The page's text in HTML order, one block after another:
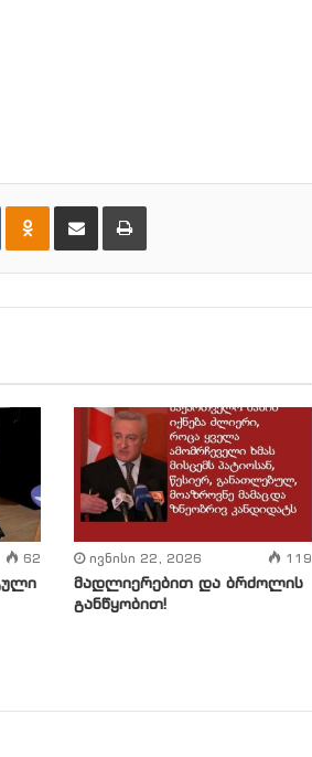
VKontakte
62 ივნისი 22, 2026 119
მადლიერებით და ბრძოლის
განწყობით!